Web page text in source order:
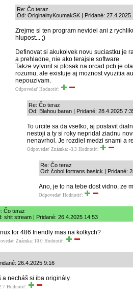
Re: Čo teraz
Od: OriginalnyKoumakSK | Pridané: 27.4.2025
Zrejme si ten program nevidel ani z
hlupost... ;)
Definovat si akukolvek novu suciastku je
a prehladne, nie ako terajsie software.
Takze vytvorit si plosak na orcad pcb je
rozumu, ale existuje aj moznost vyuzitia
nepouzivam.
Odpovedať Hodnotiť:
Re: Čo teraz
Od: Blahou baran | Pridané: 28.4.2025
To urcite sa da vsetko, aj postavit
nestoji a ty si roky nepridal ziadnu
nenavrhol. Je rozdiel medzi snami a
Odpovedať Známka: -3.3 Hodnotiť:
Re: Čo teraz
Od: čobol fortrans basick | Pridané:
Ano, je to na tebe dost vidno, ze
Odpovedať Hodnotiť:
Čo teraz
shit stream | Pridané: 26.4.2025 14:53
for 486 friendly mas na kolkych?
Známka: 10.0 Hodnotiť:
26.4.2025 9:16
a necháš si iba originály.
Hodnotiť: